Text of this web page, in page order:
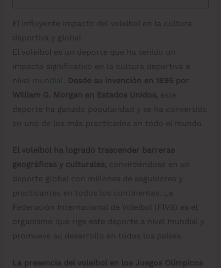
El influyente impacto del voleibol en la cultura
deportiva y global
El voleibol es un deporte que ha tenido un
impacto significativo en la cultura deportiva a
nivel
mundial
Desde su invención en 1895 por
William G. Morgan en Estados Unidos, este
deporte ha ganado popularidad y se ha convertido
en uno de los más practicados en todo el mundo.
El voleibol ha logrado trascender barreras
geográficas y culturales,convirtiéndose en un
deporte global con millones de seguidores y
practicantes en todos los continentes. La
Federación Internacional de Voleibol (FIVB) es el
organismo que rige este deporte a nivel mundial y
promueve su desarrollo en todos los países.
La presencia del voleibol en los Juegos Olímpicos